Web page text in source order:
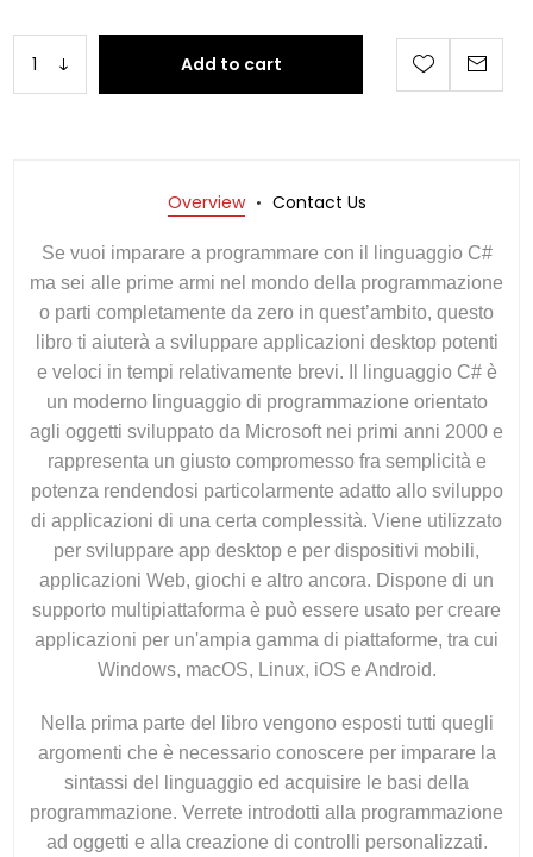
Add to cart
Overview Contact Us
Se vuoi imparare a programmare con il linguaggio C#
ma sei alle prime armi nel mondo della programmazione
o parti completamente da zero in quest’ambito, questo
libro ti aiuterà a sviluppare applicazioni desktop potenti
e veloci in tempi relativamente brevi. Il linguaggio C# è
un moderno linguaggio di programmazione orientato
agli oggetti sviluppato da Microsoft nei primi anni 2000 e
rappresenta un giusto compromesso fra semplicità e
potenza rendendosi particolarmente adatto allo sviluppo
di applicazioni di una certa complessità. Viene utilizzato
per sviluppare app desktop e per dispositivi mobili,
applicazioni Web, giochi e altro ancora. Dispone di un
supporto multipiattaforma è può essere usato per creare
applicazioni per un'ampia gamma di piattaforme, tra cui
Windows, macOS, Linux, iOS e Android.
Nella prima parte del libro vengono esposti tutti quegli
argomenti che è necessario conoscere per imparare la
sintassi del linguaggio ed acquisire le basi della
programmazione. Verrete introdotti alla programmazione
ad oggetti e alla creazione di controlli personalizzati.